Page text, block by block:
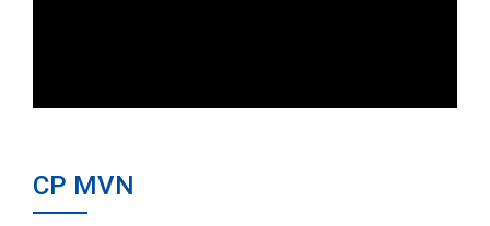
CP MVN